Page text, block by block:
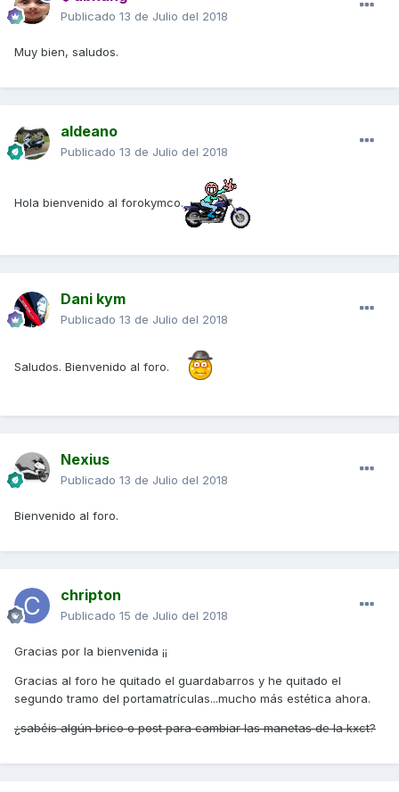
Publicado 13 de Julio del 2018
Muy bien, saludos.
aldeano
Publicado 13 de Julio del 2018
Hola bienvenido al forokymco.
Dani kym
Publicado 13 de Julio del 2018
Saludos. Bienvenido al foro.
Nexius
Publicado 13 de Julio del 2018
Bienvenido al foro.
chripton
Publicado 15 de Julio del 2018
Gracias por la bienvenida ¡¡
Gracias al foro he quitado el guardabarros y he quitado el
segundo tramo del portamatrículas...mucho más estética ahora.
¿sabéis algún brico o post para cambiar las manetas de la kxct?